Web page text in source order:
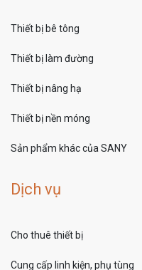
Thiết bị bê tông
Thiết bị làm đường
Thiết bị nâng hạ
Thiết bị nền móng
Sản phẩm khác của SANY
Dịch vụ
Cho thuê thiết bị
Cung cấp linh kiện, phụ tùng